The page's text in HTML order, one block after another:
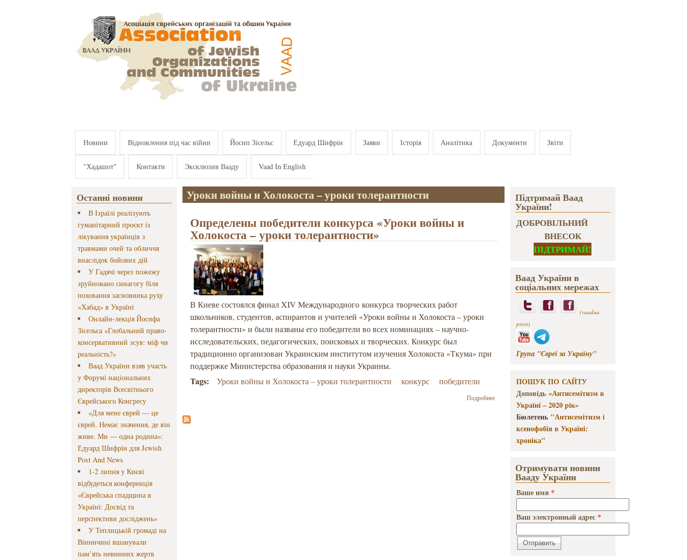
Новини Відновлення під час війни Йосип Зісельс Едуард Шифрін Заяви Історія Аналітика Документи Звіти
"Хадашот" Контакти Эксклюзив Вааду Vaad In English
Останні новини
В Ізраїлі реалізують
гуманітарний проєкт із
лікування українців з
травмами очей та обличчя
внаслідок бойових дій
У Гадячі через пожежу
зруйновано синагогу біля
поховання засновника руху
«Хабад» в Україні
Онлайн-лекція Йосифа
Зісельса «Глобальний право-
консервативний зсув: міф чи
реальність?»
Ваад України взяв участь
у Форумі національних
директорів Всесвітнього
Єврейського Конгресу
«Для мене єврей — це
єврей. Немає значення, де він
живе. Ми — одна родина»:
Едуард Шифрін для Jewish
Post And News
1-2 липня у Києві
відбудеться конференція
«Єврейська спадщина в
Україні: Досвід та
перспективи досліджень»
У Теплицькій громаді на
Вінничині вшанували
пам’ять невинних жертв
Уроки войны и Холокоста – уроки толерантности
Определены победители конкурса «Уроки войны и
Холокоста – уроки толерантности»
В Киеве состоялся финал XIV Международного конкурса творческих работ
школьников, студентов, аспирантов и учителей «Уроки войны и Холокоста – уроки
толерантности» и были названы его победители во всех номинациях – научно-
исследовательских, педагогических, поисковых и творческих. Конкурс был
традиционно организован Украинским институтом изучения Холокоста «Ткума» при
поддержке Министерства образования и науки Украины.
Tags: Уроки войны и Холокоста – уроки толерантности конкурс победители
Подробнеео Определены
победители
конкурса
и Холокоста –
Підтримай Ваад
України!
ДОБРОВІЛЬНИЙ
ВНЕСОК
ПІДТРИМАЙ!
Ваад України в
соціальних мережах
(vaadua
press)
Група "Євреї за Україну"
ПОШУК ПО САЙТУ
Доповідь «Антисемітизм в
Україні – 2020 рік»
Бюлетень "Антисемітизм і
ксенофобія в Україні:
хроніка"
Отримувати новини
Вааду України
Ваше имя *
Ваш электронный адрес *